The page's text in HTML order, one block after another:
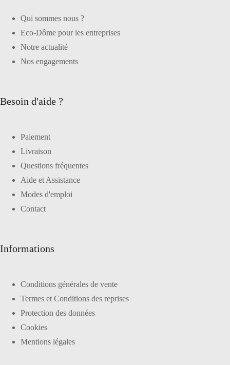
Qui sommes nous ?
Eco-Dôme pour les entreprises
Notre actualité
Nos engagements
Besoin d'aide ?
Paiement
Livraison
Questions fréquentes
Aide et Assistance
Modes d'emploi
Contact
Informations
Conditions générales de vente
Termes et Conditions des reprises
Protection des données
Cookies
Mentions légales